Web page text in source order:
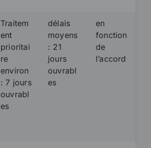
Traitem
ent
prioritai
re
environ
: 7 jours
ouvrabl
es
délais
moyens
: 21
jours
ouvrabl
es
en
fonction
de
l’accord